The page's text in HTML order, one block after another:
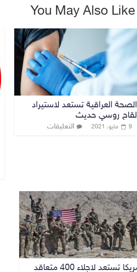
You May Also Like
الصحة العراقية تستعد لاستيراد
لقاح روسي حديث
9 مايو، 2021 التعليقات
امريكا تستعد لاجلاء 400 متعاقد